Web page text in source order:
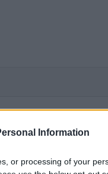
Information
or processing of your